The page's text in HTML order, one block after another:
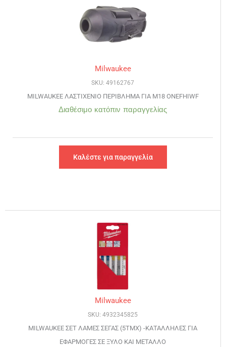
Milwaukee
SKU: 49162767
MILWAUKEE ΛΑΣΤΙΧΕΝΙΟ ΠΕΡΙΒΛΗΜΑ ΓΙΑ M18 ONEFHIWF
Διαθέσιμο κατόπιν παραγγελίας
Καλέστε για παραγγελία
Milwaukee
SKU: 4932345825
MILWAUKEE ΣΕΤ ΛΑΜΕΣ ΣΕΓΑΣ (5ΤΜΧ) -ΚΑΤΑΛΛΗΛΕΣ ΓΙΑ
ΕΦΑΡΜΟΓΕΣ ΣΕ ΞΥΛΟ ΚΑΙ ΜΕΤΑΛΛΟ